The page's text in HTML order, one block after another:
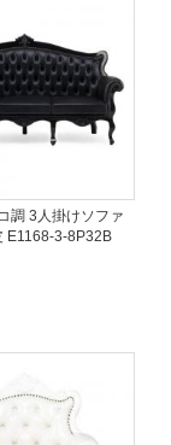
調 3人掛けソファ
E1168-3-8P32B